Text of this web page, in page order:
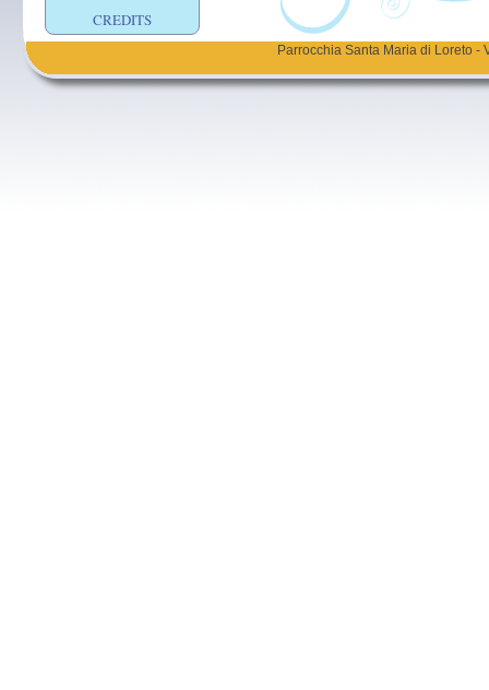
CREDITS
Parrocchia Santa Maria di Loreto -